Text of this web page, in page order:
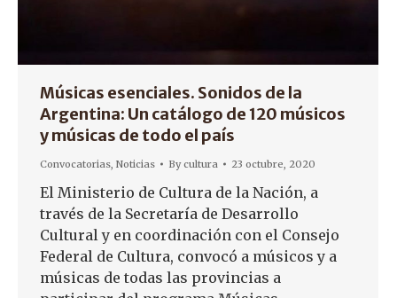
Músicas esenciales. Sonidos de la
Argentina: Un catálogo de 120 músicos
y músicas de todo el país
Convocatorias, Noticias Bycultura 23 octubre, 2020
El Ministerio de Cultura de la Nación, a
través de la Secretaría de Desarrollo
Cultural y en coordinación con el Consejo
Federal de Cultura, convocó a músicos y a
músicas de todas las provincias a